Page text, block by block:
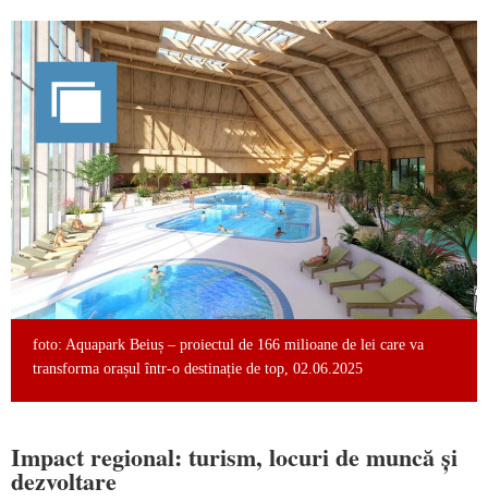
foto: Aquapark Beiuș – proiectul de 166 milioane de lei care va
transforma orașul într-o destinație de top, 02.06.2025
Impact regional: turism, locuri de muncă și
dezvoltare